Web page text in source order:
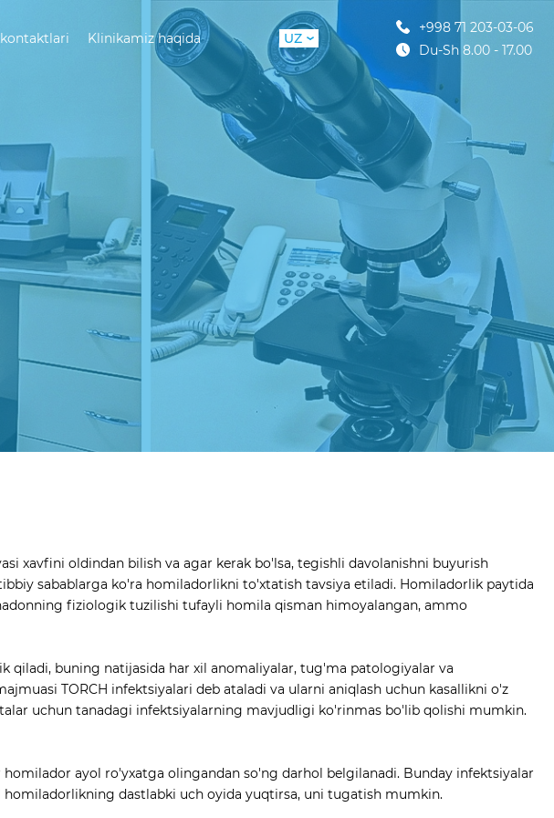
Klinikamiz haqida
UZ
RU
+998 71 203-03-06
Du-Sh 8.00 - 17.00
xavfini oldindan bilish va agar kerak bo'lsa, tegishli davolanishni buyurish
sabablarga ko'ra homiladorlikni to'xtatish tavsiya etiladi. Homiladorlik paytida
fiziologik tuzilishi tufayli homila qisman himoyalangan, ammo
buning natijasida har xil anomaliyalar, tug'ma patologiyalar va
TORCH infektsiyalari deb ataladi va ularni aniqlash uchun kasallikni o'z
uchun tanadagi infektsiyalarning mavjudligi ko'rinmas bo'lib qolishi mumkin.
ayol ro'yxatga olingandan so'ng darhol belgilanadi. Bunday infektsiyalar
dastlabki uch oyida yuqtirsa, uni tugatish mumkin.